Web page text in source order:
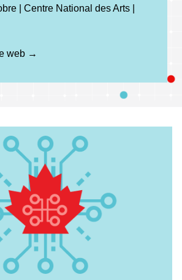
| Centre National des Arts |
web →